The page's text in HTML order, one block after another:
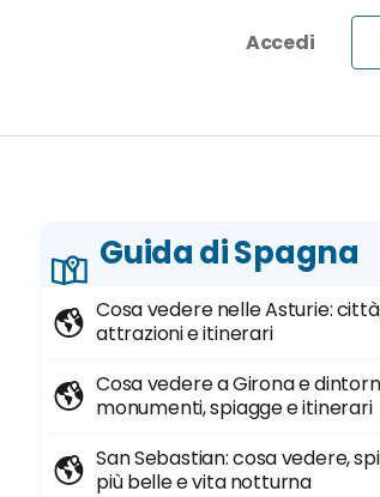
Guida di Spagna
Cosa vedere nelle Asturie:
attrazioni e itinerari
Cosa vedere a Girona e
monumenti, spiagge e itinerari
San Sebastian: cosa vedere,
più belle e vita notturna